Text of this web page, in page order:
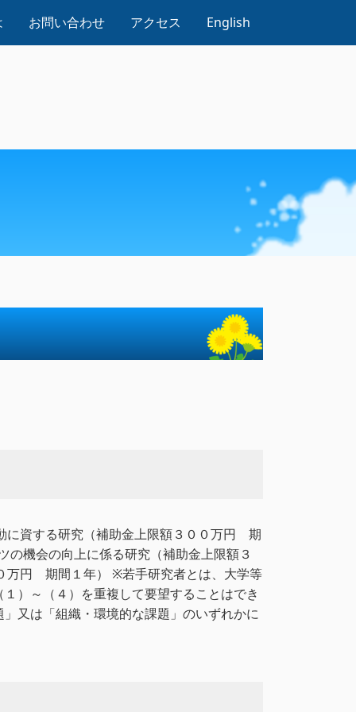
お問い合わせ アクセス English
に資する研究（補助金上限額３００万円 期
機会の向上に係る研究（補助金上限額３
万円 期間１年） ※若手研究者とは、大学等
）～（４）を重複して要望することはでき
又は「組織・環境的な課題」のいずれかに